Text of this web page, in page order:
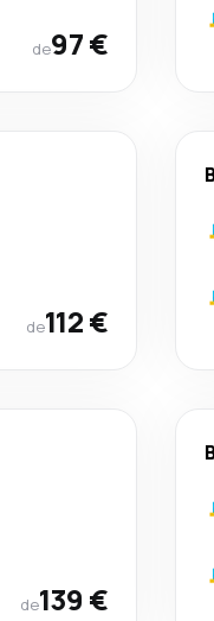
de97 €
de112 €
de139 €